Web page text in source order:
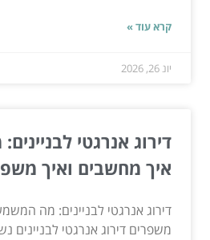
קרא עוד »
יונ 26, 2026
דירוג אנרגטי
איך מחשבים ואיך
דירוג אנרגטי לבניינים: מה
משפרים דירוג אנרגטי לבניינים